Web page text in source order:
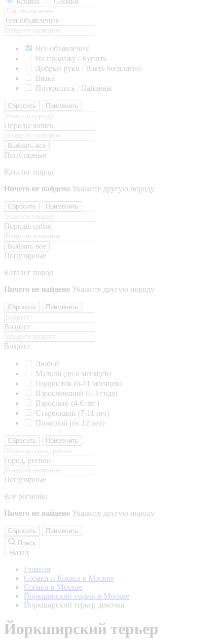
Тип объявления
Все объявления
На продажу / Купить
Добрые руки / Взять бесплатно
Вязка
Потерялись / Найдены
Сбросить Применить
Породы кошек
Выбрать все
Популярные
Каталог пород
Ничего не найдено Укажите другую породу
Сбросить Применить
Породы собак
Выбрать все
Популярные
Каталог пород
Ничего не найдено Укажите другую породу
Сбросить Применить
Возраст
Возраст
Любой
Малыш (до 6 месяцев)
Подросток (6-11 месяцев)
Взрослеющий (1-3 года)
Взрослый (4-6 лет)
Стареющий (7-11 лет)
Пожилой (от 12 лет)
Сбросить Применить
Город, регион
Популярные
Все регионы
Ничего не найдено Укажите другую породу
Сбросить
Применить
Поиск
Назад
Главная
Собаки и Кошки в Москве
Собаки в Москве
Йоркширский терьер в Москве
Йоркширский терьер девочка
Йоркширский терьер